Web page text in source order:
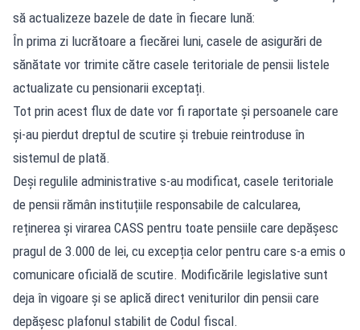
să actualizeze bazele de date în fiecare lună:
În prima zi lucrătoare a fiecărei luni, casele de asigurări de
sănătate vor trimite către casele teritoriale de pensii listele
actualizate cu pensionarii exceptați.
Tot prin acest flux de date vor fi raportate și persoanele care
și-au pierdut dreptul de scutire și trebuie reintroduse în
sistemul de plată.
Deși regulile administrative s-au modificat, casele teritoriale
de pensii rămân instituțiile responsabile de calcularea,
reținerea și virarea CASS pentru toate pensiile care depășesc
pragul de 3.000 de lei, cu excepția celor pentru care s-a emis o
comunicare oficială de scutire. Modificările legislative sunt
deja în vigoare și se aplică direct veniturilor din pensii care
depășesc plafonul stabilit de Codul fiscal.